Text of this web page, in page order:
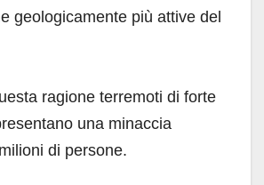
geologicamente più attive del
ragione terremoti di forte
una minaccia
di persone.